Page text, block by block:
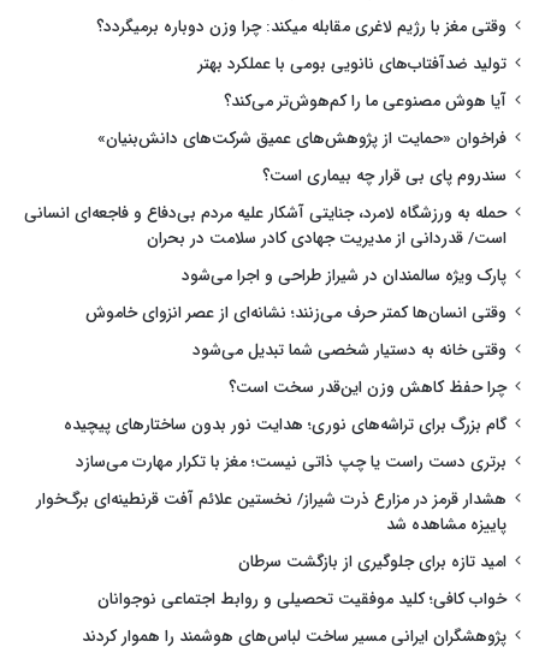
وقتی مغز با رژیم لاغری مقابله میکند: چرا وزن دوباره برمیگردد؟
تولید ضدآفتاب‌های نانویی بومی با عملکرد بهتر
آیا هوش مصنوعی ما را کم‌هوش‌تر می‌کند؟
فراخوان «حمایت از پژوهش‌های عمیق شرکت‌های دانش‌بنیان»
سندروم پای بی قرار چه بیماری است؟
حمله به ورزشگاه لامرد، جنایتی آشکار علیه مردم بی‌دفاع و فاجعه‌ای انسانی
است/ قدردانی از مدیریت جهادی کادر سلامت در بحران
پارک ویژه سالمندان در شیراز طراحی و اجرا می‌شود
وقتی انسان‌ها کمتر حرف می‌زنند؛ نشانه‌ای از عصر انزوای خاموش
وقتی خانه به دستیار شخصی شما تبدیل می‌شود
چرا حفظ کاهش وزن این‌قدر سخت است؟
گام بزرگ برای تراشه‌های نوری؛ هدایت نور بدون ساختارهای پیچیده
برتری دست راست یا چپ ذاتی نیست؛ مغز با تکرار مهارت می‌سازد
هشدار قرمز در مزارع ذرت شیراز/ نخستین علائم آفت قرنطینه‌ای برگ‌خوار
پاییزه مشاهده شد
امید تازه برای جلوگیری از بازگشت سرطان
خواب کافی؛ کلید موفقیت تحصیلی و روابط اجتماعی نوجوانان
پژوهشگران ایرانی مسیر ساخت لباس‌های هوشمند را هموار کردند